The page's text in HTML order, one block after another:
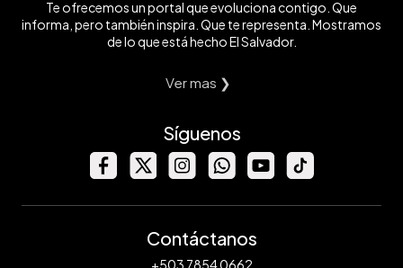
Te ofrecemos un portal que evoluciona contigo. Que
informa, pero también inspira. Que te representa. Mostramos
de lo que está hecho El Salvador.
Ver mas ❯
Síguenos
Contáctanos
+503 7854 0662